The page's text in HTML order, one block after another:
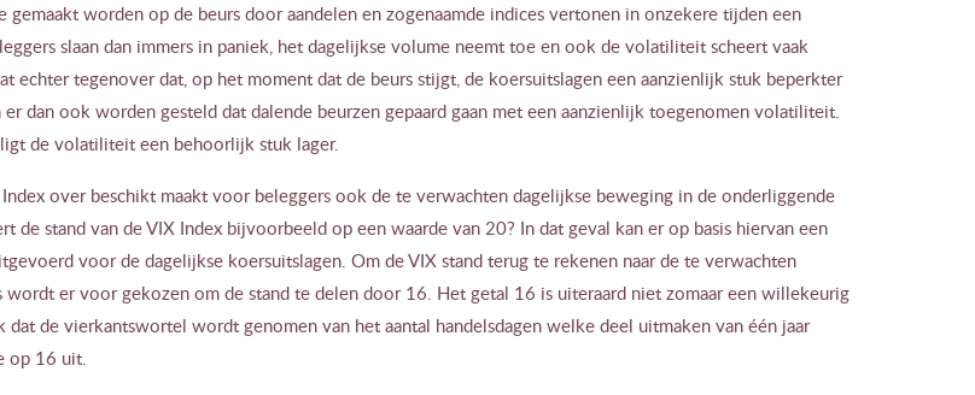
gemaakt worden op de beurs door aandelen en zogenaamde indices vertonen in onzekere tijden een
slaan dan immers in paniek, het dagelijkse volume neemt toe en ook de volatiliteit scheert vaak
echter tegenover dat, op het moment dat de beurs stijgt, de koersuitslagen een aanzienlijk stuk beperkter
dan ook worden gesteld dat dalende beurzen gepaard gaan met een aanzienlijk toegenomen volatiliteit.
de volatiliteit een behoorlijk stuk lager.
Index over beschikt maakt voor beleggers ook de te verwachten dagelijkse beweging in de onderliggende
de stand van de VIX Index bijvoorbeeld op een waarde van 20? In dat geval kan er op basis hiervan een
voor de dagelijkse koersuitslagen. Om de VIX stand terug te rekenen naar de te verwachten
wordt er voor gekozen om de stand te delen door 16. Het getal 16 is uiteraard niet zomaar een willekeurig
de vierkantswortel wordt genomen van het aantal handelsdagen welke deel uitmaken van één jaar
op 16 uit.